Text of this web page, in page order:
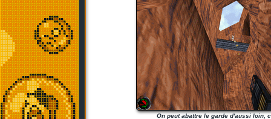
On peut abattre le garde d'aussi loin,